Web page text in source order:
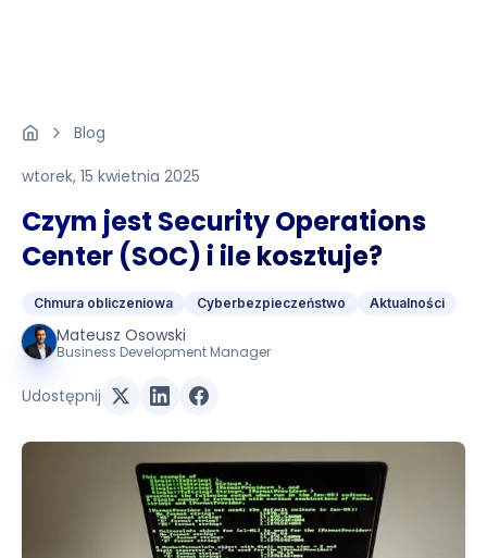
Blog
wtorek, 15 kwietnia 2025
Czym jest Security Operations
Center (SOC) i ile kosztuje?
Chmura obliczeniowa Cyberbezpieczeństwo Aktualności
Mateusz Osowski
Business Development Manager
Udostępnij